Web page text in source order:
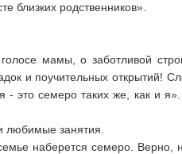
близких родственников».
мамы, о заботливой
и поучительных
- это семеро таких же, как и
любимые занятия.
наберется семеро.